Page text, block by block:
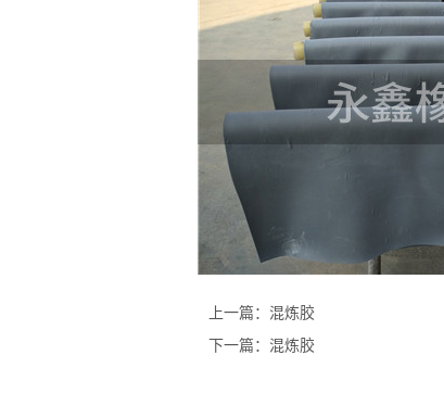
上一篇：混炼胶
下一篇：混炼胶